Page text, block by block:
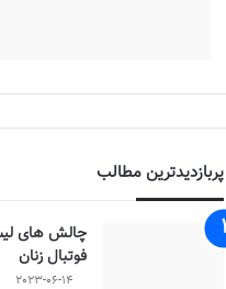
پربازدیدترین مطالب
چالش هاى
فوتبال زنان
2023-06-14